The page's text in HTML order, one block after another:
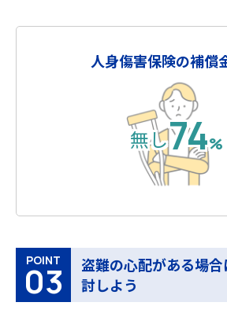
人身傷害保険の補償
無し74%
POINT
03
盗難の心配がある場
討しよう